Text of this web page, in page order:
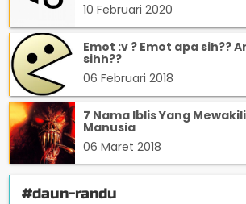
10 Februari 2020
Emot :v ? Emot apa sih??
sihh??
06 Februari 2018
7 Nama Iblis Yang
Manusia
06 Maret 2018
#daun-randu